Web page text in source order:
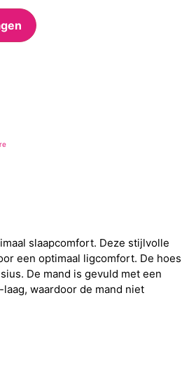
slaapcomfort. Deze stijlvolle
een optimaal ligcomfort. De hoes
De mand is gevuld met een
waardoor de mand niet